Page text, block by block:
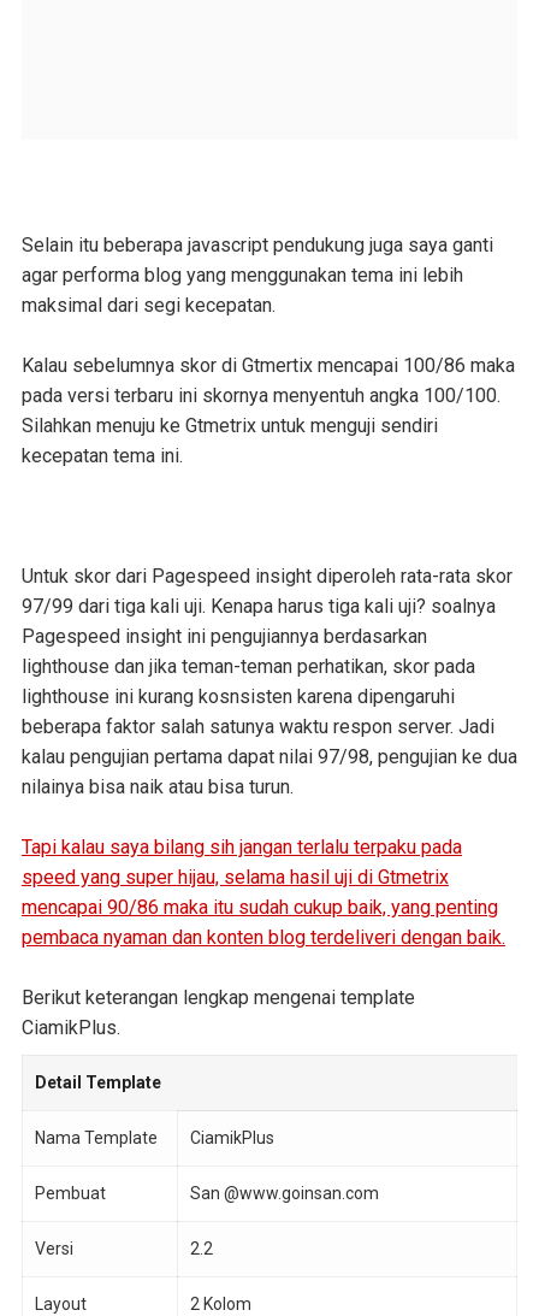
Selain itu beberapa javascript pendukung juga saya ganti
agar performa blog yang menggunakan tema ini lebih
maksimal dari segi kecepatan.
Kalau sebelumnya skor di Gtmertix mencapai 100/86 maka
pada versi terbaru ini skornya menyentuh angka 100/100.
Silahkan menuju ke Gtmetrix untuk menguji sendiri
kecepatan tema ini.
Untuk skor dari Pagespeed insight diperoleh rata-rata skor
97/99 dari tiga kali uji. Kenapa harus tiga kali uji? soalnya
Pagespeed insight ini pengujiannya berdasarkan
lighthouse dan jika teman-teman perhatikan, skor pada
lighthouse ini kurang kosnsisten karena dipengaruhi
beberapa faktor salah satunya waktu respon server. Jadi
kalau pengujian pertama dapat nilai 97/98, pengujian ke dua
nilainya bisa naik atau bisa turun.
Tapi kalau saya bilang sih jangan terlalu terpaku pada
speed yang super hijau, selama hasil uji di Gtmetrix
mencapai 90/86 maka itu sudah cukup baik, yang penting
pembaca nyaman dan konten blog terdeliveri dengan baik.
Berikut keterangan lengkap mengenai template
CiamikPlus.
Detail Template
Nama Template CiamikPlus
Pembuat San @www.goinsan.com
Versi 2.2
Layout 2 Kolom